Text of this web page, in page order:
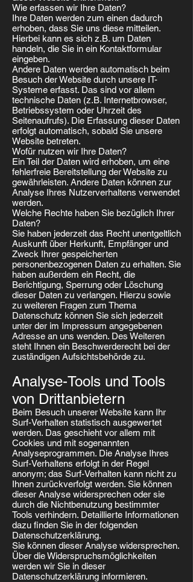
Wie erfassen wir Ihre Daten?
Ihre Daten werden zum einen dadurch
erhoben, dass Sie uns diese mitteilen.
Hierbei kann es sich z.B. um Daten
handeln, die Sie in ein Kontaktformular
eingeben.
Andere Daten werden automatisch beim
Besuch der Website durch unsere IT-
Systeme erfasst. Das sind vor allem
technische Daten (z.B. Internetbrowser,
Betriebssystem oder Uhrzeit des
Seitenaufrufs). Die Erfassung dieser Daten
erfolgt automatisch, sobald Sie unsere
Website betreten.
Wofür nutzen wir Ihre Daten?
Ein Teil der Daten wird erhoben, um eine
fehlerfreie Bereitstellung der Website zu
gewährleisten. Andere Daten können zur
Analyse Ihres Nutzerverhaltens verwendet
werden.
Welche Rechte haben Sie bezüglich Ihrer
Daten?
Sie haben jederzeit das Recht unentgeltlich
Auskunft über Herkunft, Empfänger und
Zweck Ihrer gespeicherten
personenbezogenen Daten zu erhalten. Sie
haben außerdem ein Recht, die
Berichtigung, Sperrung oder Löschung
dieser Daten zu verlangen. Hierzu sowie
zu weiteren Fragen zum Thema
Datenschutz können Sie sich jederzeit
unter der im Impressum angegebenen
Adresse an uns wenden. Des Weiteren
steht Ihnen ein Beschwerderecht bei der
zuständigen Aufsichtsbehörde zu.
Analyse-Tools und Tools
von Drittanbietern
Beim Besuch unserer Website kann Ihr
Surf-Verhalten statistisch ausgewertet
werden. Das geschieht vor allem mit
Cookies und mit sogenannten
Analyseprogrammen. Die Analyse Ihres
Surf-Verhaltens erfolgt in der Regel
anonym; das Surf-Verhalten kann nicht zu
Ihnen zurückverfolgt werden. Sie können
dieser Analyse widersprechen oder sie
durch die Nichtbenutzung bestimmter
Tools verhindern. Detaillierte Informationen
dazu finden Sie in der folgenden
Datenschutzerklärung.
Sie können dieser Analyse widersprechen.
Über die Widerspruchsmöglichkeiten
werden wir Sie in dieser
Datenschutzerklärung informieren.